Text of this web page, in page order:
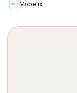
Möbelix